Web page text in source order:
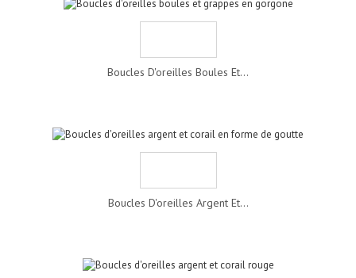
Boucles D'oreilles Boules Et...
Boucles D'oreilles Argent Et...